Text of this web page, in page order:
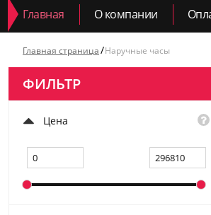
Главная О компании
Главная страница Наручные часы
ФИЛЬТР
Цена